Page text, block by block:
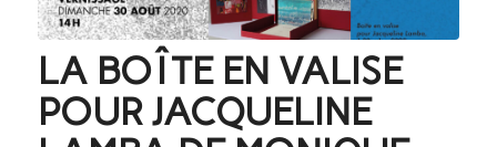
LA BOÎTE EN VALISE
POUR JACQUELINE